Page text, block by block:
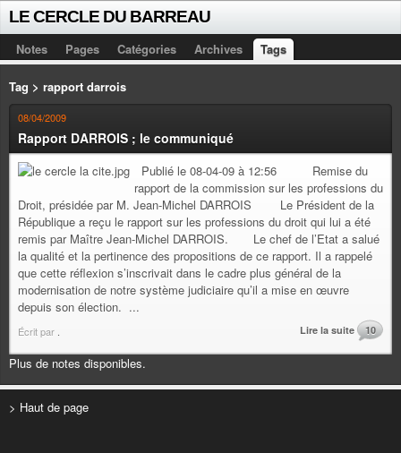
LE CERCLE DU BARREAU
Notes Pages Catégories Archives Tags
Tag > rapport darrois
08/04/2009
Rapport DARROIS ; le communiqué
Publié le 08-04-09 à 12:56 Remise du
rapport de la commission sur les professions du
Droit, présidée par M. Jean-Michel DARROIS Le Président de la
République a reçu le rapport sur les professions du droit qui lui a été
remis par Maître Jean-Michel DARROIS. Le chef de l’Etat a salué
la qualité et la pertinence des propositions de ce rapport. Il a rappelé
que cette réflexion s’inscrivait dans le cadre plus général de la
modernisation de notre système judiciaire qu’il a mise en œuvre
depuis son élection. ...
Écrit par Lire la suite 10
Plus de notes disponibles.
> Haut de page